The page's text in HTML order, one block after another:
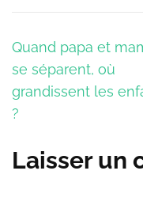
Navigation
de
l’article
Quand papa et
se séparent, où
grandissent les
?
Laisser un